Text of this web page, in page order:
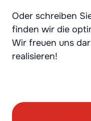
Oder schreiben
finden wir die
Wir freuen uns
realisieren!